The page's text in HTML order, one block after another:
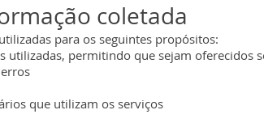
coletada
para os seguintes propósitos:
utilizadas, permitindo que sejam oferecidos
que utilizam os serviços